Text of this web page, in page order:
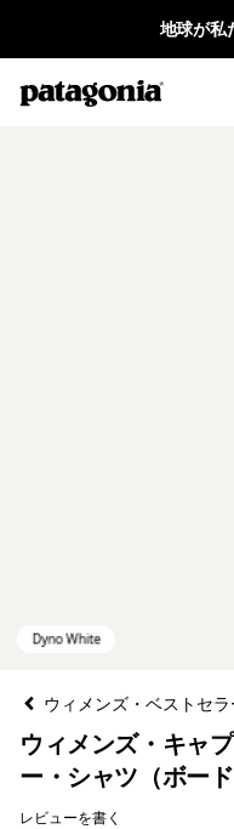
地球が私
ウィメンズ・ベストセラ
ウィメンズ・キャ
ー・シャツ（ボー
レビューを書く